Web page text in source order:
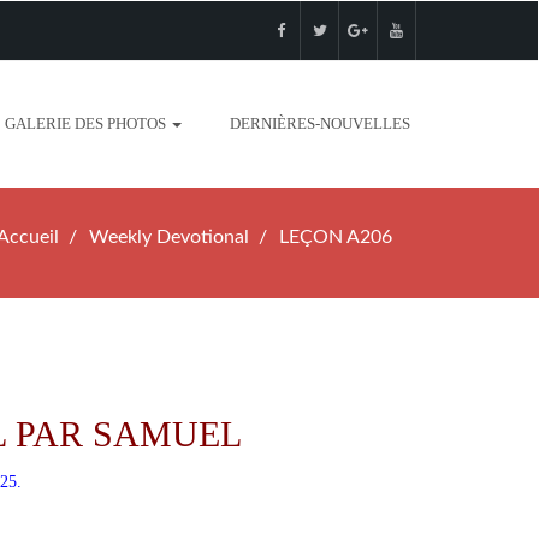
GALERIE DES PHOTOS DERNIÈRES-NOUVELLES
Weekly Devotional LEÇON A206
PAR SAMUEL